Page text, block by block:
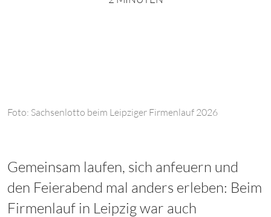
Foto: Sachsenlotto beim Leipziger Firmenlauf 2026
Gemeinsam laufen, sich anfeuern und
den Feierabend mal anders erleben: Beim
Firmenlauf in Leipzig war auch